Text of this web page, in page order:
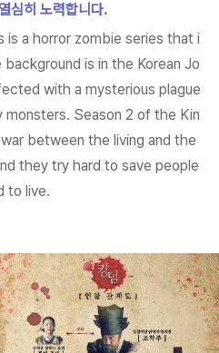
심히 노력합니다.
is a horror zombie series that i
is in the Korean Jo
with a mysterious plague
Season 2 of the Kin
between the living and the
they try hard to save people
to live.